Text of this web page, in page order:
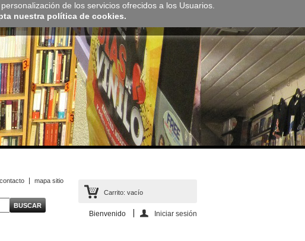
de los servicios ofrecidos a los Usuarios.
nuestra política de cookies.
Carrito: vacío
Bienvenido Iniciar sesión
contacto mapa sitio